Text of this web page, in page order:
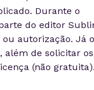
Durante o
do editor
autorização. Já o
além de solicitar os
(não gratuita).